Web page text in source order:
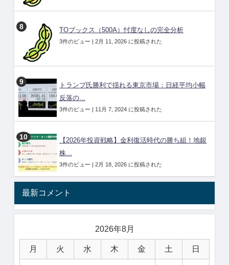
TOブックス（500A）忖度なしの完全分析
3件のビュー | 2月 11, 2026 に投稿された
トランプ氏勝利で揺れる東京市場：日経平均小幅
反落の...
3件のビュー | 11月 7, 2024 に投稿された
【2026年投資戦略】金利復活時代の勝ち組！地銀
株...
3件のビュー | 2月 18, 2026 に投稿された
最新コメント
2026年8月
月 火 水 木 金 土 日